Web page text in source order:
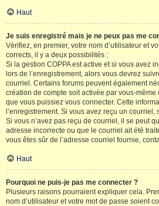
Haut
Je suis enregistré mais je ne peux pas me
Vérifiez, en premier, votre nom d’utilisateur et
corrects, il y a deux possibilités :
Si la gestion COPPA est active et si vous avez
lors de l’enregistrement, alors vous devrez
courriel. Certains forums peuvent également
création de compte soit activée par vous-
que vous puissiez vous connecter. Cette
l’enregistrement. Si vous avez reçu un courriel,
Si vous n’avez pas reçu de courriel, il se peut
adresse incorrecte ou que le courriel ait été
vous êtes sûr de l’adresse courriel fournie,
Haut
Pourquoi ne puis-je pas me connecter ?
Plusieurs raisons pourraient expliquer cela.
nom d’utilisateur et votre mot de passe soient